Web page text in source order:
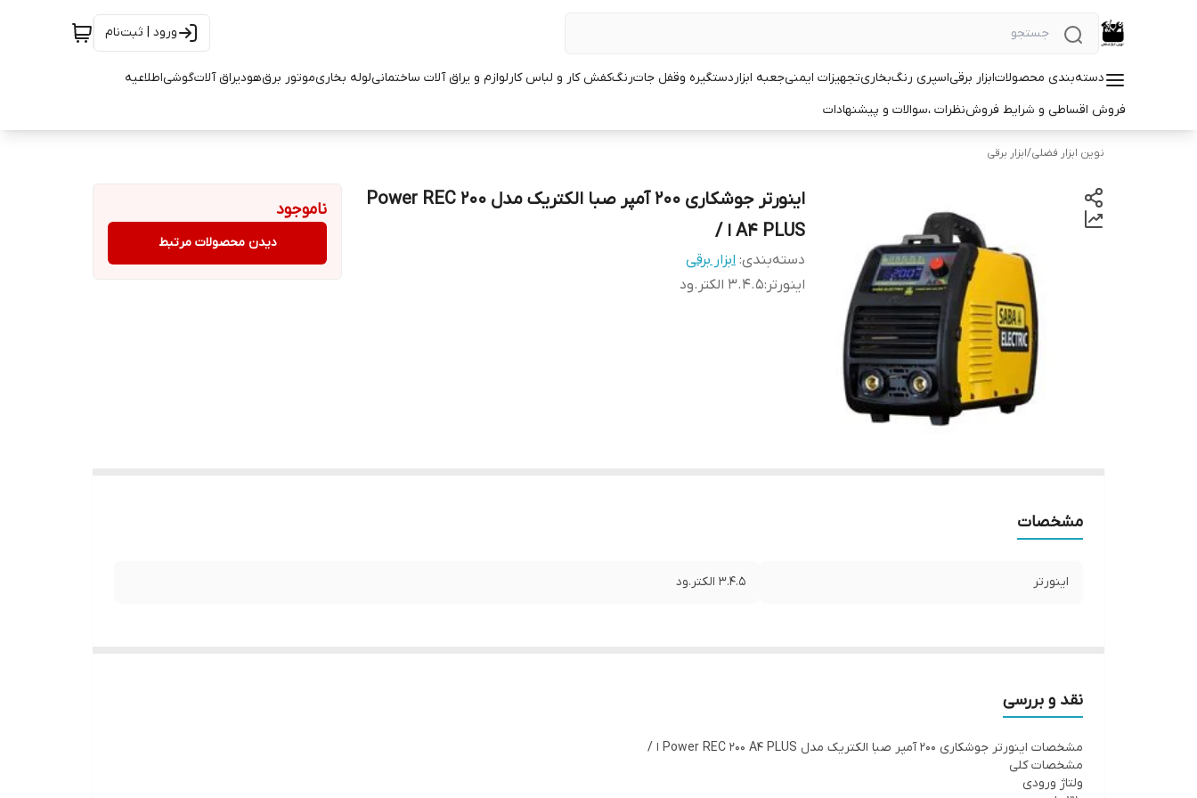
ورود | ثبت‌نام
دسته‌بندی محصولاتابزار برقیاسپری رنگبخاریتجهیزات ایمنیجعبه ابزاردستگیره وقفل جاترنگکفش کار و لباس کارلوازم و یراق آلات ساختمانیلوله بخاریموتور برقهودیراق آلاتگوشیاطلاعیه
فروش اقساطی و شرایط فروشنظرات ،سوالات و پیشنهادات
نوین ابزار فضلی/ابزار برقی
اینورتر جوشکاری 200 آمپر صبا الکتریک مدل Power REC 200
A4 PLUS ا /
دسته‌بندی: ابزار برقی
اینورتر :3.4.5 الکتر.ود
ناموجود
دیدن محصولات مرتبط
مشخصات
اینورتر 3.4.5 الکتر.ود
نقد و بررسی
مشخصات اینورتر جوشکاری 200 آمپر صبا الکتریک مدل Power REC 200 A4 PLUS ا /
مشخصات کلی
ولتاژ ورودی